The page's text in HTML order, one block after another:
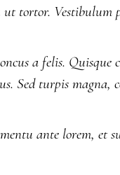
tortor.
a felis.
turpis magna,
ante lorem, et